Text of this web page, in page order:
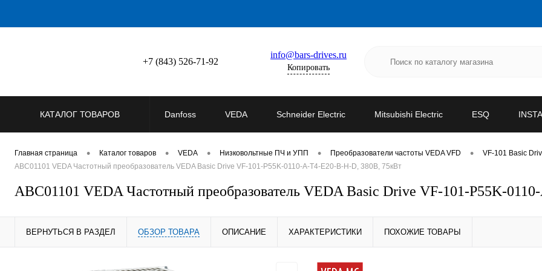
+7 (843) 526-71-92
info@bars-drives.ru
Копировать
КАТАЛОГ ТОВАРОВ Danfoss VEDA Schneider Electric Mitsubishi Electric ESQ
Главная страница • Каталог товаров • VEDA • Низковольтные ПЧ и УПП • Преобразователи частоты VEDA VFD •
VF-101 Basic
ABC01101 VEDA Частотный преобразователь VEDA Basic Drive VF-101-P55K-0110-A-T4-E20-B-H-D, 380В, 75кВт
ABC01101 VEDA Частотный преобразователь VEDA Basic Drive VF-101-P55K-
ВЕРНУТЬСЯ В РАЗДЕЛ ОБЗОР ТОВАРА ОПИСАНИЕ ХАРАКТЕРИСТИКИ ПОХОЖИЕ ТОВАРЫ